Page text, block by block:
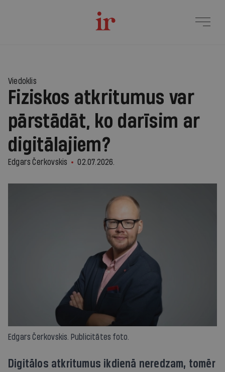
Viedoklis
Fiziskos atkritumus var
pārstādāt, ko darīsim ar
digitālajiem?
Edgars Čerkovskis 02.07.2026.
Edgars Čerkovskis. Publicitātes foto.
Digitālos atkritumus ikdienā neredzam, tomēr